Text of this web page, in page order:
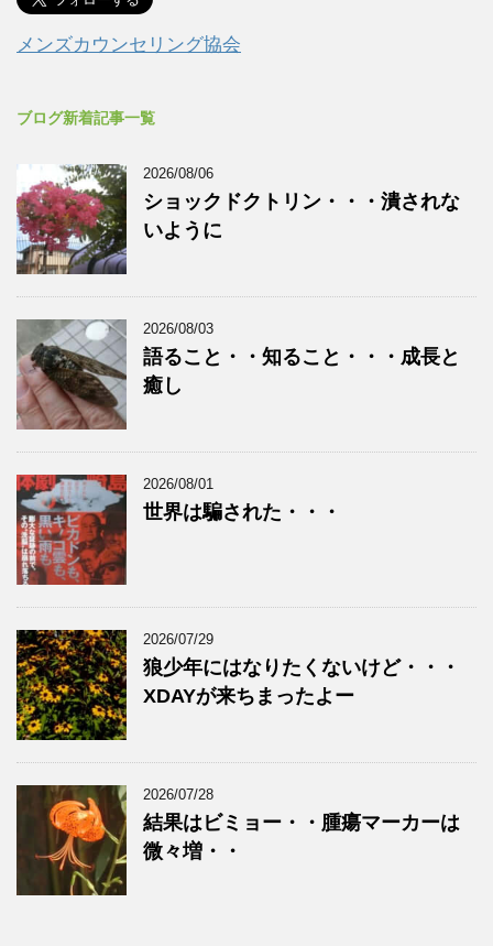
メンズカウンセリング協会
ブログ新着記事一覧
2026/08/06
ショックドクトリン・・・潰されな
いように
2026/08/03
語ること・・知ること・・・成長と
癒し
2026/08/01
世界は騙された・・・
2026/07/29
狼少年にはなりたくないけど・・・
XDAYが来ちまったよー
2026/07/28
結果はビミョー・・腫瘍マーカーは
微々増・・